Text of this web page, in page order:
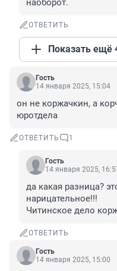
наоборот.
ОТВЕТИТЬ
Показать ещё
Гость
14 января 2025, 15:04
он не коржачкин, а
юротдела
ОТВЕТИТЬ 1
Гость
14 января 2025,
да какая разница?
нарицательное!!!
Читинское дело
ОТВЕТИТЬ
Гость
14 января 2025, 15:00